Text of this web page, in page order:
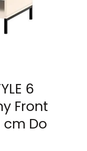
6
Front
cm Do